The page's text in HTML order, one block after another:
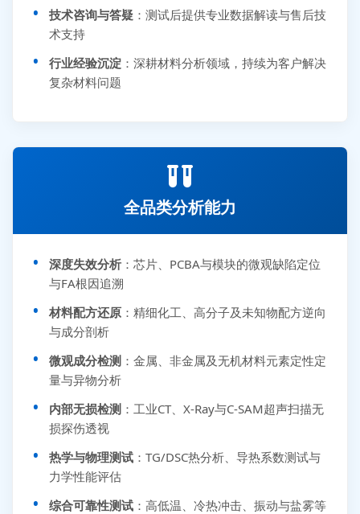
技术咨询与答疑 ：测试后提供专业数据解读与售后技
术支持
行业经验沉淀 ：深耕材料分析领域，持续为客户解决
复杂材料问题
全品类分析能力
深度失效分析 ：芯片、PCBA与模块的微观缺陷定位
与FA根因追溯
材料配方还原 ：精细化工、高分子及未知物配方逆向
与成分剖析
微观成分检测 ：金属、非金属及无机材料元素定性定
量与异物分析
内部无损检测 ：工业CT、X-Ray与C-SAM超声扫描无
损探伤透视
热学与物理测试 ：TG/DSC热分析、导热系数测试与
力学性能评估
综合可靠性测试 ：高低温、冷热冲击、振动与盐雾等